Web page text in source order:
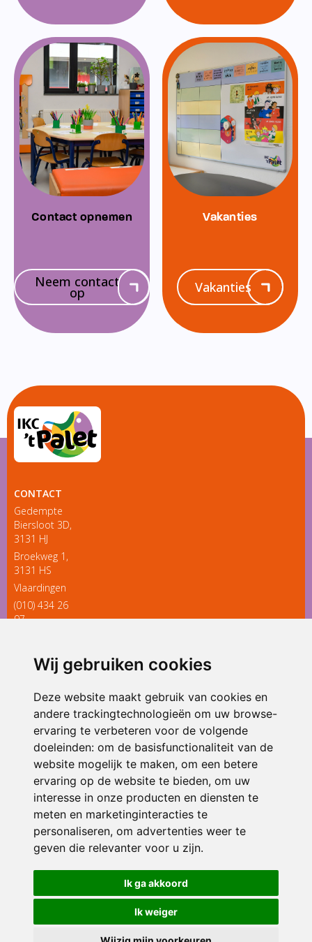
Wij gebruiken cookies
Deze website maakt gebruik van cookies en
andere trackingtechnologieën om uw browse-
ervaring te verbeteren voor de volgende
doeleinden: om de basisfunctionaliteit van de
website mogelijk te maken, om een betere
ervaring op de website te bieden, om uw
interesse in onze producten en diensten te
meten en marketinginteracties te
personaliseren, om advertenties weer te
geven die relevanter voor u zijn.
Ik ga akkoord
Ik weiger
Contact opnemen
Neem contact
op
Vakanties
Vakanties
CONTACT
Gedempte
Biersloot 3D,
3131 HJ
Broekweg 1,
3131 HS
Vlaardingen
(010) 434 26
97
ONDERDEEL VAN
© 2026 IKC ’t Palet | Alle rechten voorbehouden
Privacy policy|Disclaimer| Klachtenregeling|RSIN en Anbi
voorkeuren
Crealisatie The MindOffice